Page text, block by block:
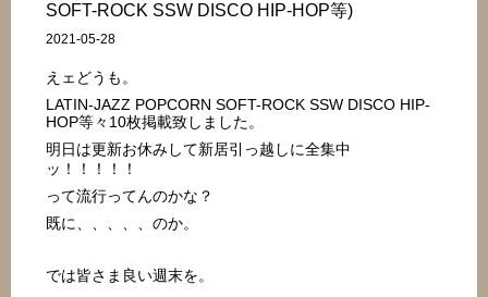
SOFT-ROCK SSW DISCO HIP-HOP等)
2021-05-28
えェどうも。
LATIN-JAZZ POPCORN SOFT-ROCK SSW DISCO HIP-
HOP等々10枚掲載致しました。
明日は更新お休みして新居引っ越しに全集中
ッ！！！！！
って流行ってんのかな？
既に、、、、、のか。
では皆さま良い週末を。